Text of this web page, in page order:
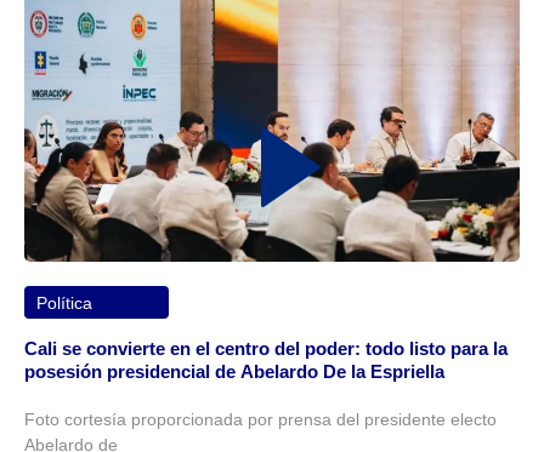
Política
Cali se convierte en el centro del poder: todo listo para la
posesión presidencial de Abelardo De la Espriella
Foto cortesía proporcionada por prensa del presidente electo
Abelardo de